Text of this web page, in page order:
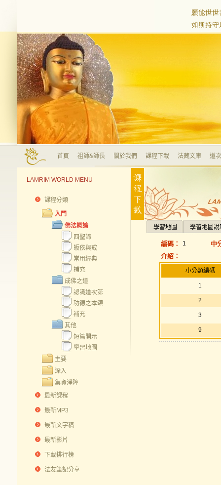
首頁 祖師&師長 關於我們 課程下載 法藏文庫 道
LAMRIM WORLD MENU
課程分類
入門
佛法概論
四聖諦
皈依與戒
常用經典
補充
成佛之道
認識道次第
功德之本頌
補充
其他
短篇開示
學習地圖
主要
深入
集資淨障
最新課程
最新MP3
最新文字稿
最新影片
下載排行榜
法友筆記分享
學習地圖 學習地圖說
編碼： 1
中
介紹：
小分類編碼
1
2
3
9